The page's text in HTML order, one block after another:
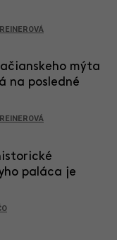
mýta
na posledné
paláca je